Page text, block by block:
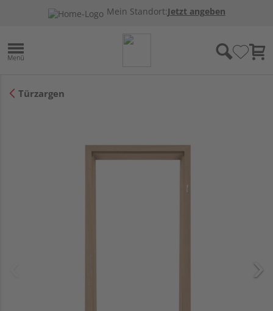
Mein Standort:Jetzt angeben
Türzargen